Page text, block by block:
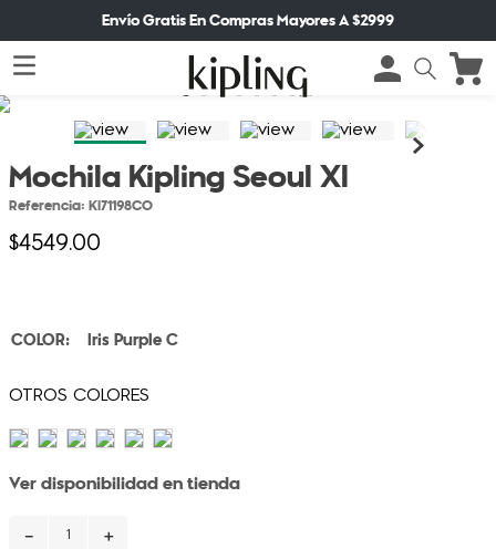
Envío Gratis En Compras Mayores A $2999
Mochila Kipling Seoul Xl
Referencia: KI71198CO
$4549.00
Iris Purple C
Ver disponibilidad en tienda
＋
－